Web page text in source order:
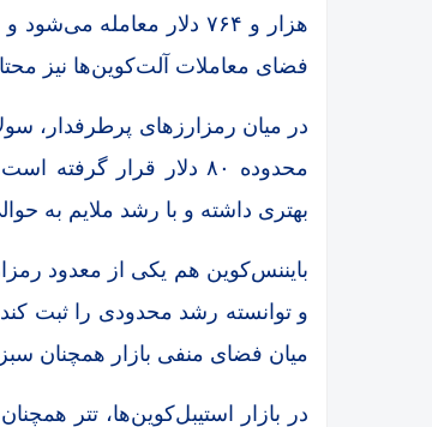
هزار و ۷۶۴ دلار
فضای معاملات آلت‌کوین‌ها نیز
در میان رمزارزهای پرطرفدار،
محدوده ۸۰ دلار قرار
بهتری داشته و با رشد ملایم به حوالی ۱.۱۴ دلار رسیده
بایننس‌کوین هم یکی از معدود
و توانسته رشد محدودی را ثبت
میان فضای منفی بازار همچنان
در بازار استیبل‌کوین‌ها، تتر